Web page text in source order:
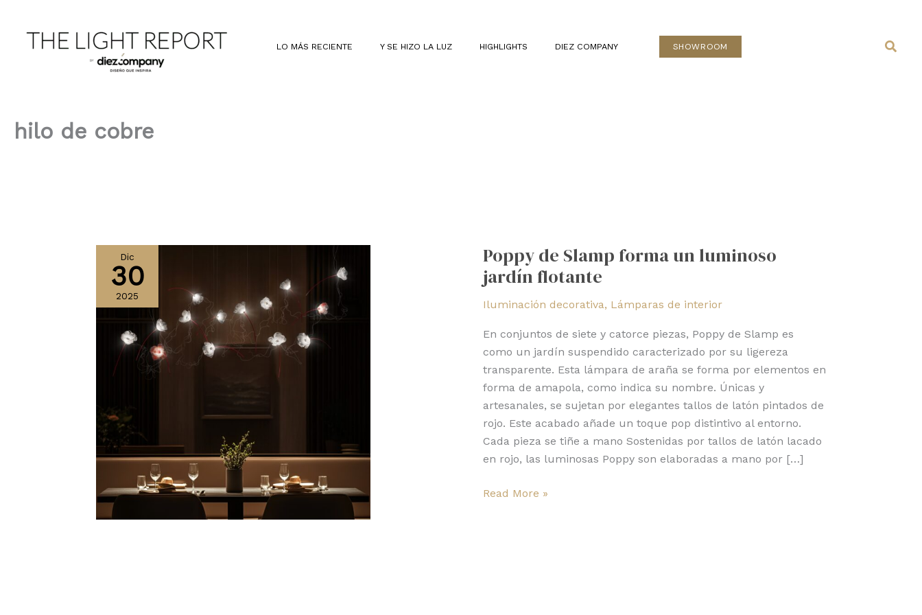
contenido
LO MÁS RECIENTE Y SE HIZO LA LUZ HIGHLIGHTS DIEZ COMPANY SHOWROOM
hilo de cobre
Dic
30
2025
Poppy de Slamp forma un luminoso
jardín flotante
Iluminación decorativa, Lámparas de interior
En conjuntos de siete y catorce piezas, Poppy de Slamp es
como un jardín suspendido caracterizado por su ligereza
transparente. Esta lámpara de araña se forma por elementos en
forma de amapola, como indica su nombre. Únicas y
artesanales, se sujetan por elegantes tallos de latón pintados de
rojo. Este acabado añade un toque pop distintivo al entorno.
Cada pieza se tiñe a mano Sostenidas por tallos de latón lacado
en rojo, las luminosas Poppy son elaboradas a mano por […]
Slamp
forma
un
luminoso
Read More »